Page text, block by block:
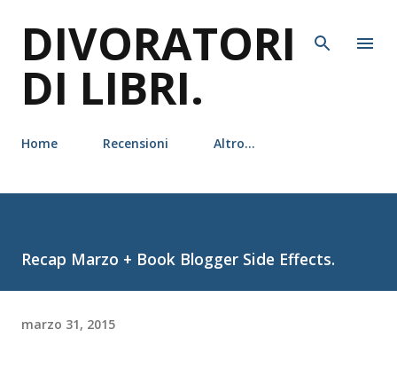
DIVORATORI
DI LIBRI.
Home Recensioni Altro…
Recap Marzo + Book Blogger Side Effects.
marzo 31, 2015